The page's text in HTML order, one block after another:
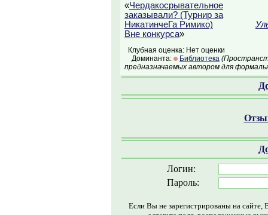
«Чердакосрывательное
заказывали? (Турнир за
НикатинчеГа Римико)
Вне конкурса»
Клубная оценка: Нет оценки
Доминанта:
Библиотека
предназначаемых автором для
Логин:
Пароль:
Если Вы не зарегистрированы на